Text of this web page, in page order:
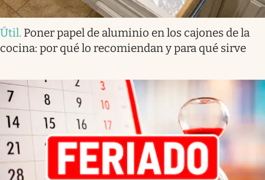
Útil. Poner papel de aluminio en los cajones de la
cocina: por qué lo recomiendan y para qué sirve